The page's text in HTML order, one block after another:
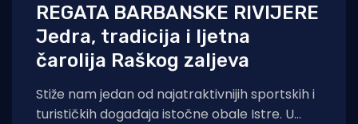
REGATA BARBANSKE RIVIJERE
Jedra, tradicija i ljetna
čarolija Raškog zaljeva
Stiže nam jedan od najatraktivnijih sportskih i
turističkih događaja istočne obale Istre. U